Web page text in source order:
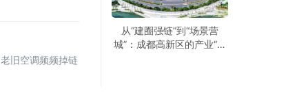
旧空调频频掉链
从“建圈强链”到“场景营
城”：成都高新区的产业“进